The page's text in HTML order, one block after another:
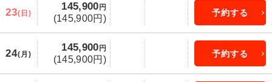
23(日)
145,900 円
(145,900円)
予約する
24(月)
145,900 円
(145,900円)
予約する